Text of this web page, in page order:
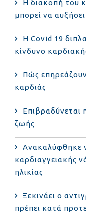
Η διακοπή του
μπορεί να
Η Covid 19
κίνδυνο
Πώς
καρδιάς
Επιβραδύνεται
ζωής
Ανακαλύφθηκε
καρδιαγγειακής
ηλικίας
Ξεκινάει ο
πρέπει κατά